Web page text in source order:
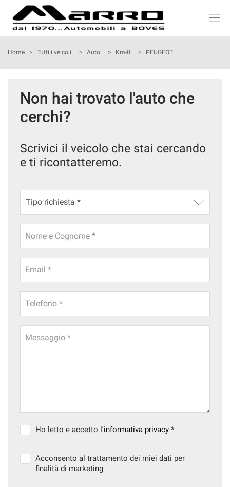
HOME
ASSISTENZA
SERVIZI
CONTATTI
AREA COMMERCIANTI
Home > Tutti i veicoli > Auto > Km-0 > PEUGEOT
Non hai trovato l'auto che
cerchi?
Scrivici il veicolo che stai cercando
e ti ricontatteremo.
Nome e Cognome *
Email *
Telefono *
Messaggio *
Ho letto e accetto l'informativa privacy *
Acconsento al trattamento dei miei dati per
finalità di marketing